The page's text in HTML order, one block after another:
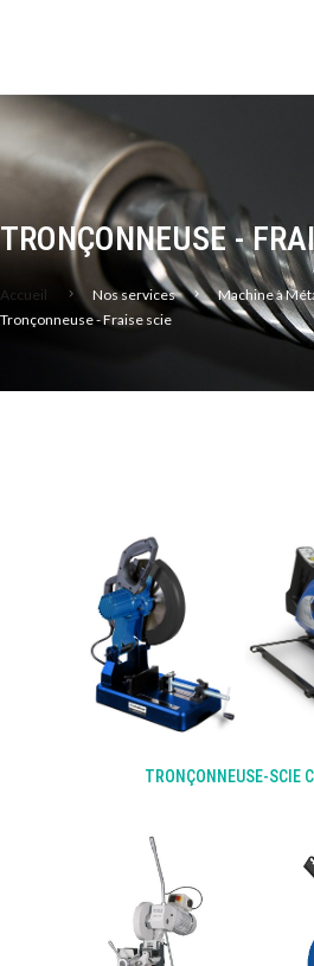
TRONÇONNEUSE -
Accueil Nos services
Machine à
Tronçonneuse - Fraise scie
TRONÇONNEUSE-SCIE